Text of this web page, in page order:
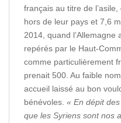
français au titre de
hors de leur pays et 7,6
2014, quand
repérés par le Haut-
comme particulièrement
prenait 500. Au faible
accueil laissé au bon
bénévoles. « En dépit
que les Syriens sont nos